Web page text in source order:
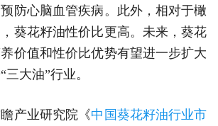
防心脑血管疾病。此外，相对于橄
葵花籽油性价比更高。未来，葵花
价值和性价比优势有望进一步扩大
大油”行业。
产业研究院《中国葵花籽油行业市